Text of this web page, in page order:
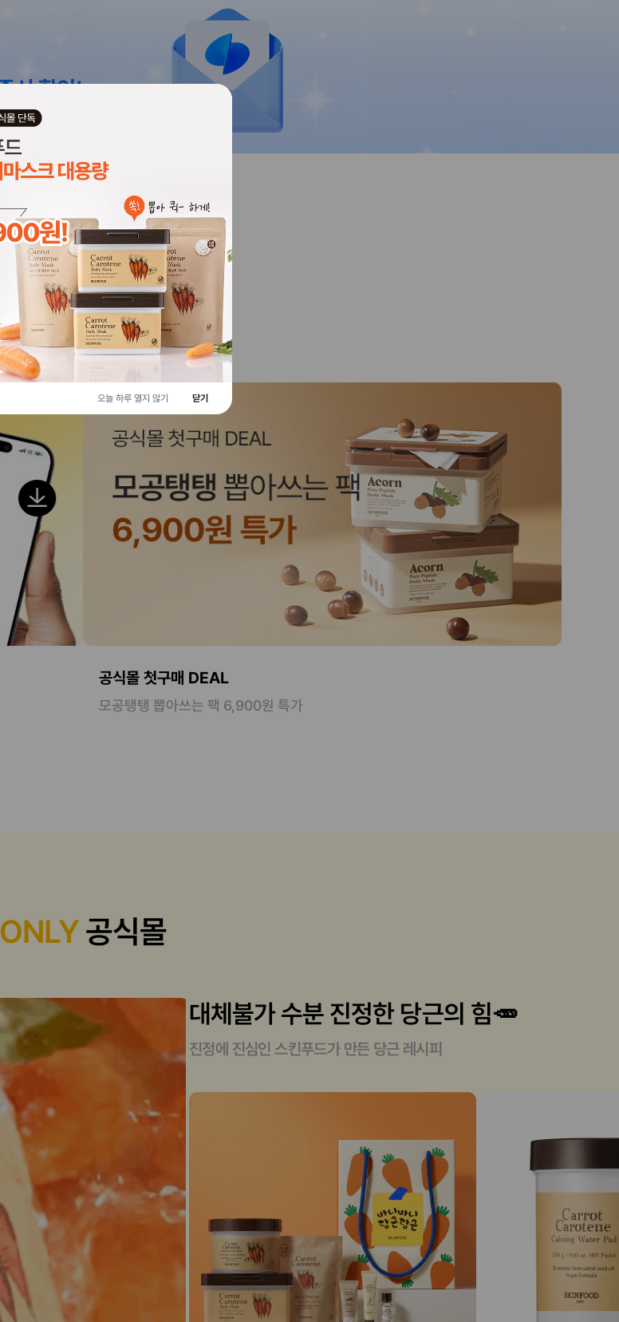
EVENT
공식몰 첫구매 DEAL
모공탱탱 뽑아쓰는 팩 6,900원 특가
ONLY공식몰
대체불가 수분 진정한 당근의 힘🥕
진정에 진심인 스킨푸드가 만든 당근 레시피
오늘 하루 열지 않기 닫기